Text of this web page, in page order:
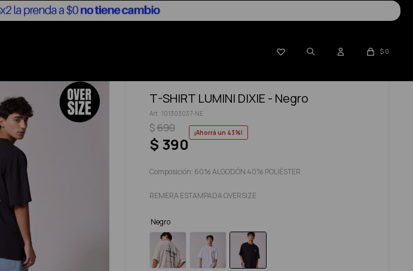
 $ 0
T-SHIRT LUMINI DIXIE - Negro
101303037-NE
$ 390
$690 43
Composición: 60% ALGODÓN 40% POLIÉSTER
REMERA ESTAMPADA OVERSIZE
Negro